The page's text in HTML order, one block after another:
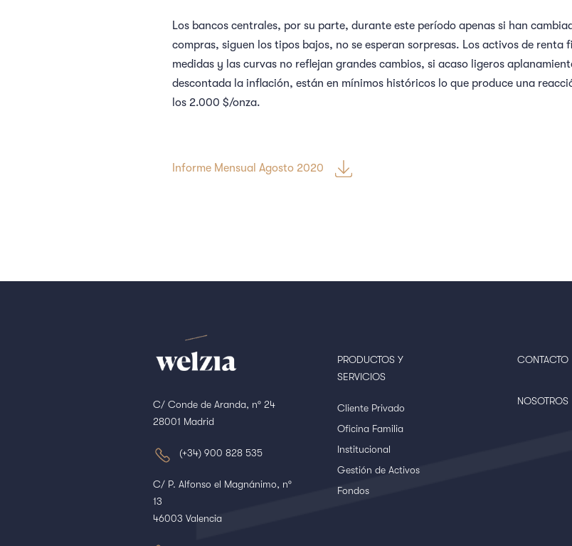
Los bancos centrales, por su parte, durante este período apenas si han
compras, siguen los tipos bajos, no se esperan sorpresas. Los activos de renta
medidas y las curvas no reflejan grandes cambios, si acaso ligeros
descontada la inflación, están en mínimos históricos lo que produce una
los 2.000 $/onza.
Informe Mensual Agosto 2020
C/ Conde de Aranda, nº 24
28001 Madrid
(+34) 900 828 535
C/ P. Alfonso el Magnánimo, nº
13
46003 Valencia
PRODUCTOS Y
SERVICIOS
Cliente Privado
Oficina Familia
Institucional
Gestión de Activos
Fondos
CONTACTO
NOSOTROS